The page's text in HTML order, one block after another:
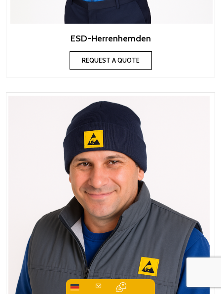
ESD-Herrenhemden
REQUEST A QUOTE